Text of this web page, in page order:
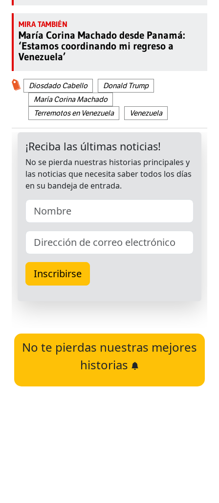
María Corina Machado desde Panamá:
‘Estamos coordinando mi regreso a
Venezuela’
Diosdado Cabello
Donald Trump
María Corina Machado
Terremotos en Venezuela
Venezuela
No te pierdas nuestras mejores
historias